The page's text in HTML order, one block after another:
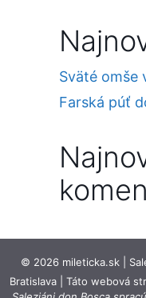
Sväté omše
Farská púť
© 2026 mileticka.sk |
Bratislava | Táto webová